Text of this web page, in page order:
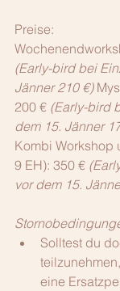
Preise:
(Early-bird bei
Jänner 210 €)
200 € (Early-bird
dem 15. Jänner
Kombi Workshop
9 EH): 350 €
vor dem 15.
Solltest du
eine